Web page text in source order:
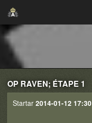
OP RAVEN; ÉTAPE 1
Startar 2014-01-12 17:30